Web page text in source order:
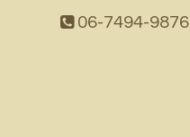
06-7494-9876